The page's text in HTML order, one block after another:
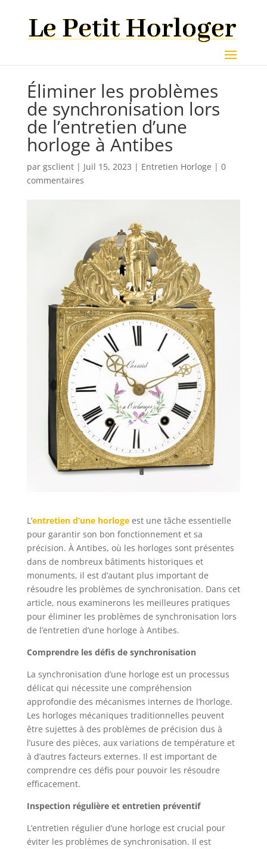
Éliminer les problèmes
de synchronisation lors
de l’entretien d’une
horloge à Antibes
par gsclient| Juil 15, 2023 | Entretien Horloge | 0
commentaires
L’entretien d’une horloge est une tâche essentielle
pour garantir son bon fonctionnement et sa
précision. À Antibes, où les horloges sont présentes
dans de nombreux bâtiments historiques et
monuments, il est d’autant plus important de
résoudre les problèmes de synchronisation. Dans cet
article, nous examinerons les meilleures pratiques
pour éliminer les problèmes de synchronisation lors
de l’entretien d’une horloge à Antibes.
Comprendre les défis de synchronisation
La synchronisation d’une horloge est un processus
délicat qui nécessite une compréhension
approfondie des mécanismes internes de l’horloge.
Les horloges mécaniques traditionnelles peuvent
être sujettes à des problèmes de précision dus à
l’usure des pièces, aux variations de température et
à d’autres facteurs externes. Il est important de
comprendre ces défis pour pouvoir les résoudre
efficacement.
Inspection régulière et entretien préventif
L’entretien régulier d’une horloge est crucial pour
éviter les problèmes de synchronisation. Il est